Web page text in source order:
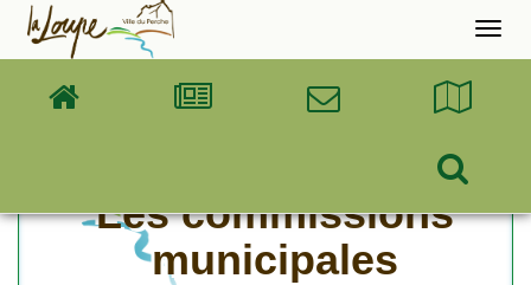
Accueil
Les commissions
municipales